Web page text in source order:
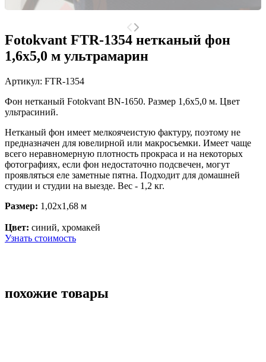
Fotokvant FTR-1354 нетканый фон
1,6х5,0 м ультрамарин
Артикул: FTR-1354
Фон нетканый Fotokvant BN-1650. Размер 1,6х5,0 м. Цвет
ультрасиний.
Нетканый фон имеет мелкоячеистую фактуру, поэтому не
предназначен для ювелирной или макросъемки. Имеет чаще
всего неравномерную плотность прокраса и на некоторых
фотографиях, если фон недостаточно подсвечен, могут
проявляться еле заметные пятна. Подходит для домашней
студии и студии на выезде. Вес - 1,2 кг.
Размер: 1,02x1,68 м
Цвет: синий, хромакей
Узнать стоимость
похожие товары